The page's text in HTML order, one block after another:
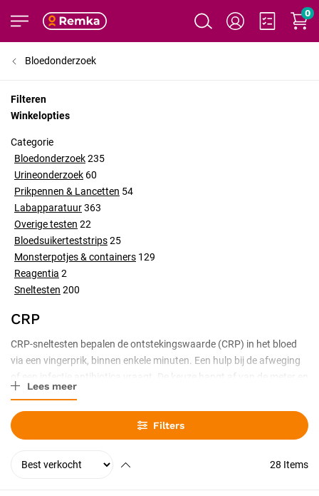
0
Bloedonderzoek
CRP
CRP-sneltesten bepalen de ontstekingswaarde (CRP) in het bloed
via een vingerprik, binnen enkele minuten. Een hulp bij de afweging
of een infectie antibiotica vraagt. De keuze hangt af van de meter en
de cartridges. Lage waarde maakt een ernstige bacteriële infectie
minder waarschijnlijk. Een hulp bij de afweging of een infectie
antibiotica vraagt.
Lees meer
Filters
28 Items
Filteren
Winkelopties
Categorie
Bloedonderzoek235
Urineonderzoek 60
Prikpennen & Lancetten 54
Labapparatuur363
Overige testen 22
Bloedsuikerteststrips25
Monsterpotjes & containers 129
Reagentia 2
Sneltesten 200